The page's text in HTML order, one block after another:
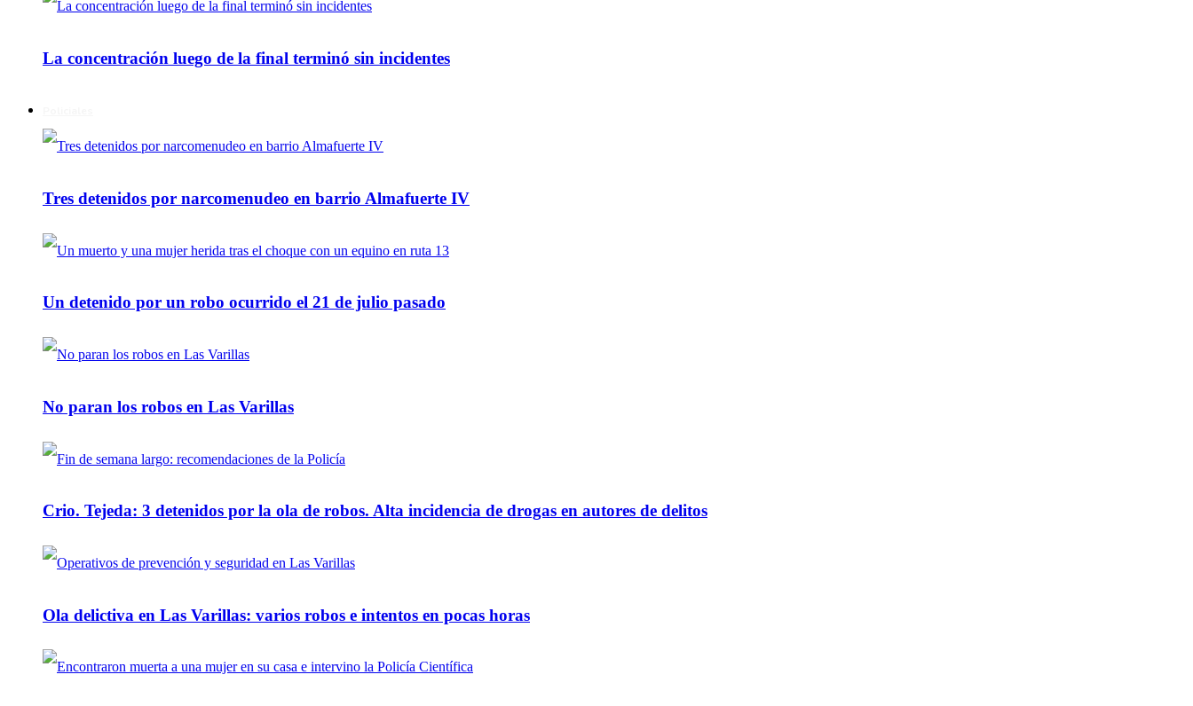
La concentración luego de la final terminó sin incidentes
Tres detenidos por narcomenudeo en barrio Almafuerte IV
Un detenido por un robo ocurrido el 21 de julio pasado
No paran los robos en Las Varillas
Crio. Tejeda: 3 detenidos por la ola de robos. Alta incidencia de drogas en autores de delitos
Ola delictiva en Las Varillas: varios robos e intentos en pocas horas